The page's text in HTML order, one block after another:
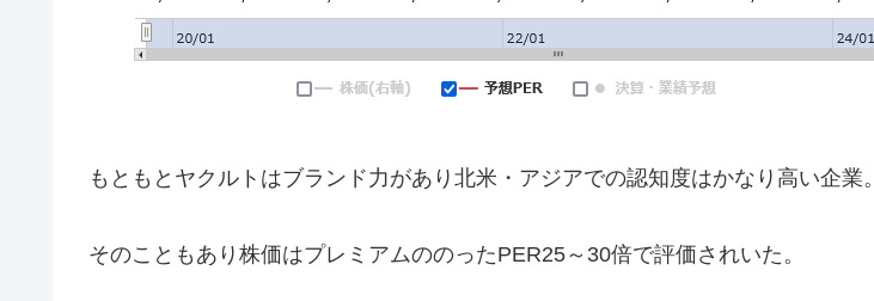
もともとヤクルトはブランド力があり北米・アジアでの認知度はかなり高い企業。
そのこともあり株価はプレミアムののったPER25～30倍で評価されいた。